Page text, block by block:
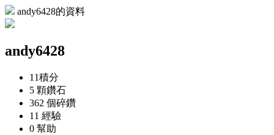
andy6428的資料
andy6428
11積分
5 顆鑽石
362 個碎鑽
11 經驗
0 幫助